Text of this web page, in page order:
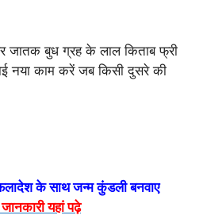
जातक बुध ग्रह के लाल किताब फ्री
नया काम करें जब किसी दुसरे की
के साथ जन्म कुंडली बनवाए
जानकारी यहां पढ़े